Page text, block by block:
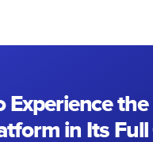
Experience
in Its Full